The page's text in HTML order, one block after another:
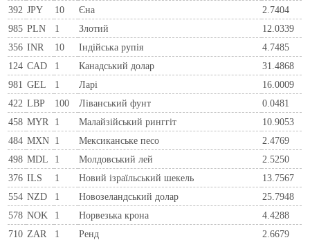
392 JPY 10 Єна
2.7404
985 PLN 1 Злотий
12.0339
356 INR 10 Індійська рупія
4.7485
124 CAD 1 Канадський долар
31.4868
981 GEL 1 Ларi
16.0009
422 LBP 100 Ліванський фунт
0.0481
458 MYR 1 Малайзійський ринггіт
10.9053
484 MXN 1 Мексиканське песо
2.4769
498 MDL 1 Молдовський лей
2.5250
376 ILS 1 Новий ізраїльський шекель
13.7567
554 NZD 1 Новозеландський долар
25.7948
578 NOK 1 Норвезька крона
4.4288
710 ZAR 1 Ренд
2.6679